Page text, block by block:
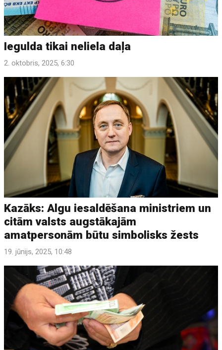
Iegulda tikai neliela daļa
2. oktobris, 2025, 6:30
Kazāks: Algu iesaldēšana ministriem un
citām valsts augstākajām
amatpersonām būtu simbolisks žests
19. jūnijs, 2025, 10:48